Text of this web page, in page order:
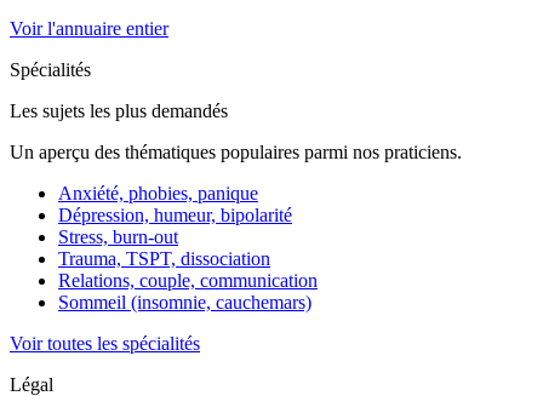
Voir l'annuaire entier
Spécialités
Les sujets les plus demandés
Un aperçu des thématiques populaires parmi nos praticiens.
Anxiété, phobies, panique
Dépression, humeur, bipolarité
Stress, burn-out
Trauma, TSPT, dissociation
Relations, couple, communication
Sommeil (insomnie, cauchemars)
Voir toutes les spécialités
Légal